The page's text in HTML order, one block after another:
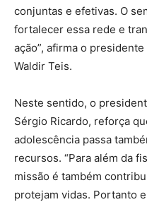
conjuntas e efetivas. O
fortalecer essa rede e
ação”, afirma o
Waldir Teis.
Neste sentido, o
Sérgio Ricardo, reforça
adolescência passa
recursos. “Para além da
missão é também
protejam vidas. Portanto